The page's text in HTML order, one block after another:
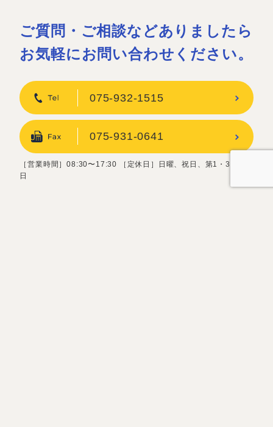
ご質問・ご相談などありましたら
お気軽にお問い合わせください。
075-932-1515
075-931-0641
［営業時間］08:30〜17:30 ［定休日］日曜、祝日、第1・3土曜
日